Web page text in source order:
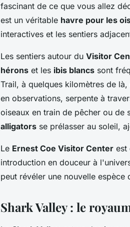
fascinant de ce que vous allez
est un véritable havre pour les
interactives et les sentiers
Les sentiers autour du Visitor
hérons et les ibis blancs sont
Trail, à quelques kilomètres de
en observations, serpente à
oiseaux en train de pêcher ou de
alligators se prélasser au soleil,
Le Ernest Coe Visitor Center est
introduction en douceur à
peut révéler une nouvelle espèce
Shark Valley : le